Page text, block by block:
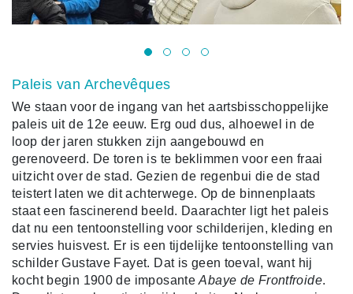
Paleis van Archevêques
We staan voor de ingang van het aartsbisschoppelijke
paleis uit de 12e eeuw. Erg oud dus, alhoewel in de
loop der jaren stukken zijn aangebouwd en
gerenoveerd. De toren is te beklimmen voor een fraai
uitzicht over de stad. Gezien de regenbui die de stad
teistert laten we dit achterwege. Op de binnenplaats
staat een fascinerend beeld. Daarachter ligt het paleis
dat nu een tentoonstelling voor schilderijen, kleding en
servies huisvest. Er is een tijdelijke tentoonstelling van
schilder Gustave Fayet. Dat is geen toeval, want hij
kocht begin 1900 de imposanteAbaye de Frontfroide.